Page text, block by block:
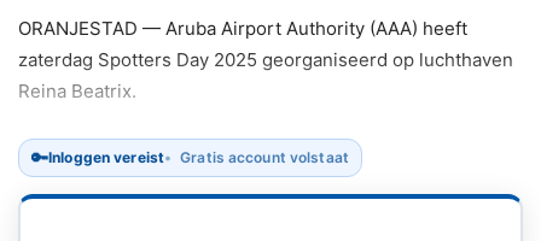
ORANJESTAD — Aruba Airport Authority (AAA) heeft
zaterdag Spotters Day 2025 georganiseerd op luchthaven
Reina Beatrix.
🔑Inloggen vereist Gratis account volstaat